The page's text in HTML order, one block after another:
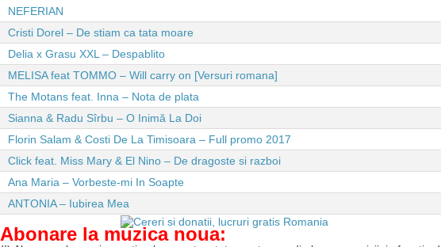
NEFERIAN
Cristi Dorel – De stiam ca tata moare
Delia x Grasu XXL – Despablito
MELISA feat TOMMO – Will carry on [Versuri romana]
The Motans feat. Inna – Nota de plata
Sianna & Radu Sîrbu – O Inimă La Doi
Florin Salam & Costi De La Timisoara – Full promo 2017
Click feat. Miss Mary & El Nino – De dragoste si razboi
Ana Maria – Vorbeste-mi In Soapte
ANTONIA – Iubirea Mea
Abonare la muzica noua: